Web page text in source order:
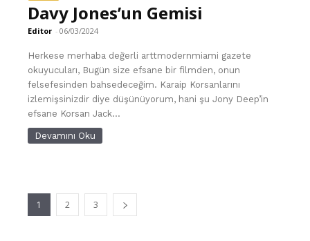
Davy Jones’un Gemisi
Editor - 06/03/2024
Herkese merhaba değerli arttmodernmiami gazete
okuyucuları, Bugün size efsane bir filmden, onun
felsefesinden bahsedeceğim. Karaip Korsanlarını
izlemişsinizdir diye düşünüyorum, hani şu Jony Deep’in
efsane Korsan Jack...
Devamını Oku
1 2 3